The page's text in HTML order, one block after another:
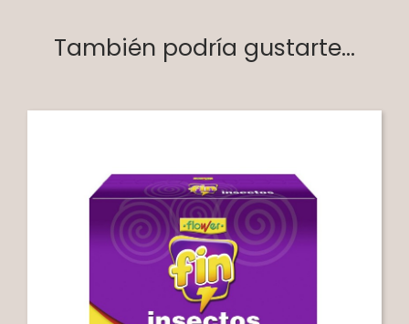
También podría gustarte...